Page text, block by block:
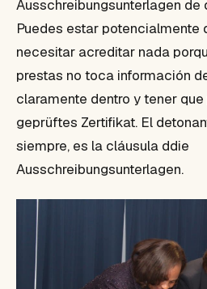
Ausschreibungsunterlagen de
Puedes estar potencialmente
necesitar acreditar nada
prestas no toca información
claramente dentro y tener
geprüftes Zertifikat. El
siempre, es la cláusula ddie
Ausschreibungsunterlagen.